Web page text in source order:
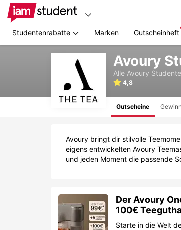
Studentenrabatte Marken Gutscheinheft
Avoury
Alle Avoury
4,8
Gutscheine
Avoury bringt dir stilvolle
eigens entwickelten Avoury
und jeden Moment die passende
Der Avoury
100€
Starte in die Welt